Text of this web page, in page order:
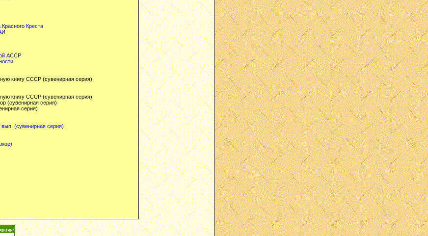
Креста
АССР
книгу СССР (сувенирная серия)
книгу СССР (сувенирная серия)
(сувенирная серия)
серия)
вып. (сувенирная серия)